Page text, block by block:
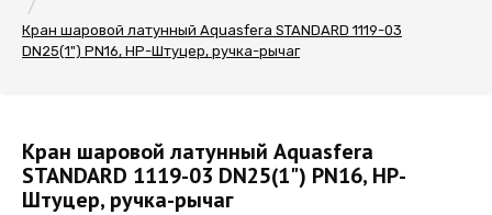
Кран шаровой латунный Aquasfera STANDARD 1119-03
DN25(1") PN16, НР-Штуцер, ручка-рычаг
Кран шаровой латунный Aquasfera
STANDARD 1119-03 DN25(1") PN16, НР-
Штуцер, ручка-рычаг